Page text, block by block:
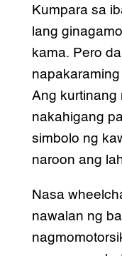
Kumpara sa
lang
kama. Pero
Ang kurtinang
nakahigang
simbolo ng
naroon ang
Nasa
nawalan ng